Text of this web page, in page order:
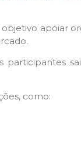
apoiar
como: